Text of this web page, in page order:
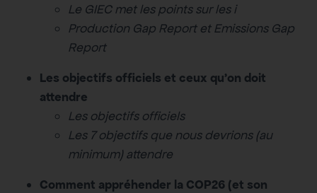
Le GIEC met les points sur les i
Production Gap Report et Emissions Gap
Report
Les objectifs officiels et ceux qu’on doit
attendre
Les objectifs officiels
Les 7 objectifs que nous devrions (au
minimum) attendre
Comment appréhender la COP26 (et son